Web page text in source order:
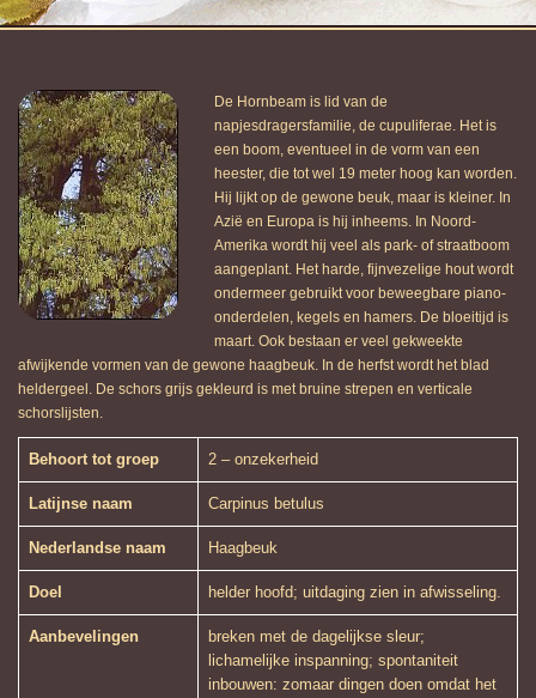
De Hornbeam is lid van de
napjesdragersfamilie, de cupuliferae. Het is
een boom, eventueel in de vorm van een
heester, die tot wel 19 meter hoog kan worden.
Hij lijkt op de gewone beuk, maar is kleiner. In
Azië en Europa is hij inheems. In Noord-
Amerika wordt hij veel als park- of straatboom
aangeplant. Het harde, fijnvezelige hout wordt
ondermeer gebruikt voor beweegbare piano-
onderdelen, kegels en hamers. De bloeitijd is
maart. Ook bestaan er veel gekweekte
afwijkende vormen van de gewone haagbeuk. In de herfst wordt het blad
heldergeel. De schors grijs gekleurd is met bruine strepen en verticale
schorslijsten.
Behoort tot groep 2 – onzekerheid
Latijnse naam Carpinus betulus
Nederlandse naam Haagbeuk
Doel helder hoofd; uitdaging zien in afwisseling.
Aanbevelingen
breken met de dagelijkse sleur;
lichamelijke inspanning; spontaniteit
inbouwen: zomaar dingen doen omdat het